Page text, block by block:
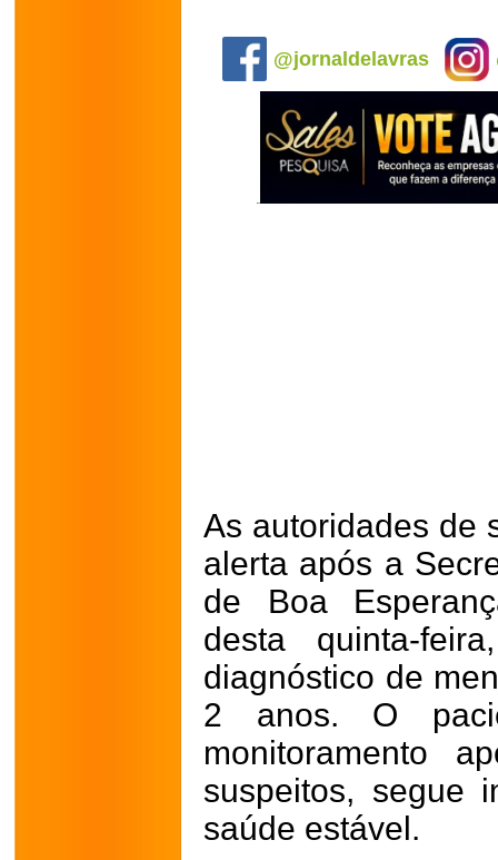
@jornaldelavras
As autoridades de
alerta após a
de Boa
desta quinta-
diagnóstico de
2 anos. O
monitoramento
suspeitos, segue
saúde estável.